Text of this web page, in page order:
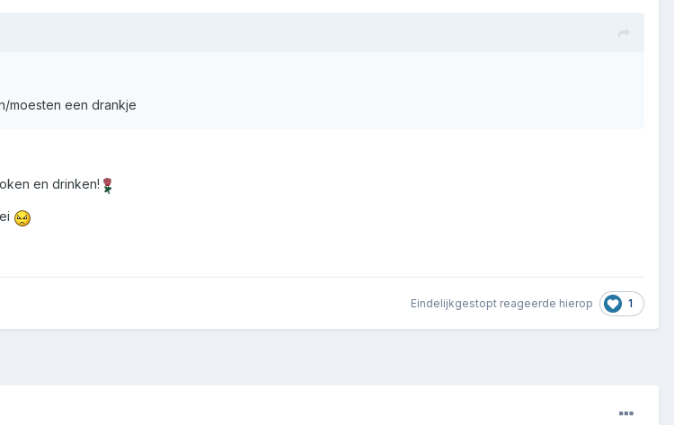
moesten een drankje
en drinken!
Eindelijkgestopt reageerde hierop 1